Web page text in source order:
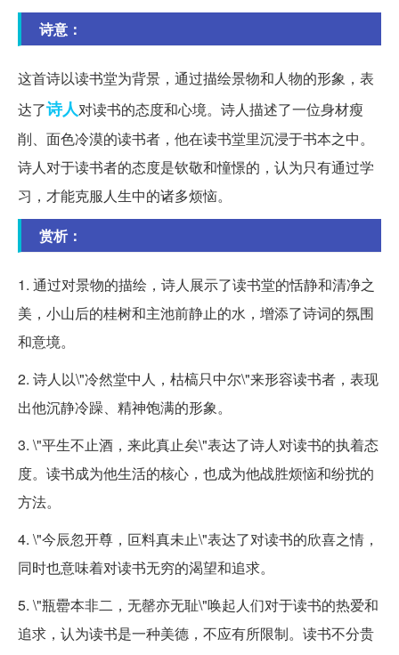
诗意：
这首诗以读书堂为背景，通过描绘景物和人物的形象，表
达了诗人对读书的态度和心境。诗人描述了一位身材瘦
削、面色冷漠的读书者，他在读书堂里沉浸于书本之中。
诗人对于读书者的态度是钦敬和憧憬的，认为只有通过学
习，才能克服人生中的诸多烦恼。
赏析：
1. 通过对景物的描绘，诗人展示了读书堂的恬静和清净之
美，小山后的桂树和主池前静止的水，增添了诗词的氛围
和意境。
2. 诗人以\"冷然堂中人，枯槁只中尔\"来形容读书者，表现
出他沉静冷躁、精神饱满的形象。
3. \"平生不止酒，来此真止矣\"表达了诗人对读书的执着态
度。读书成为他生活的核心，也成为他战胜烦恼和纷扰的
方法。
4. \"今辰忽开尊，叵料真未止\"表达了对读书的欣喜之情，
同时也意味着对读书无穷的渴望和追求。
5. \"瓶罍本非二，无罄亦无耻\"唤起人们对于读书的热爱和
追求，认为读书是一种美德，不应有所限制。读书不分贵